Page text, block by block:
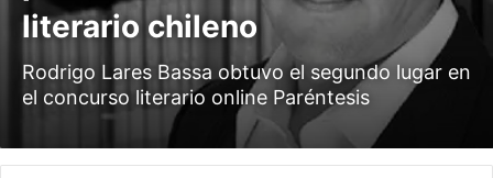
literario chileno
Rodrigo Lares Bassa obtuvo el segundo lugar en
el concurso literario online Paréntesis